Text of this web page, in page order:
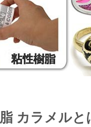
カラメルと